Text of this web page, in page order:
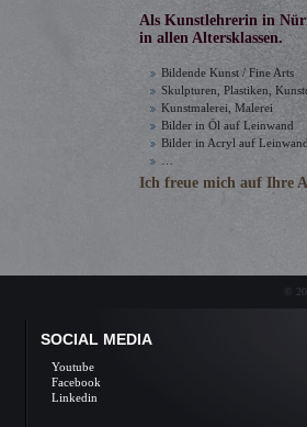
Als Kunstlehrerin in
in allen Altersklassen.
Bildende Kunst / Fine Arts
Skulpturen, Plastiken,
Kunstmalerei, Malerei
Bilder in Öl auf Leinwand
Bilder in Acryl auf Leinwand
Ich freue mich auf Ihre
©
SOCIAL MEDIA
Youtube
Facebook
Linkedin